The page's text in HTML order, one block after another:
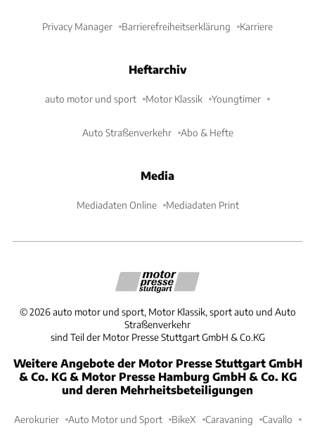
Privacy Manager Barrierefreiheitserklärung Karriere
Heftarchiv
auto motor und sport Motor Klassik Youngtimer
Auto Straßenverkehr Abo & Hefte
Media
Mediadaten Online Mediadaten Print
©2026 auto motor und sport, Motor Klassik, sport auto und Auto
Straßenverkehr
sind Teil der Motor Presse Stuttgart GmbH & Co.KG
Weitere Angebote der Motor Presse Stuttgart GmbH
& Co. KG & Motor Presse Hamburg GmbH & Co. KG
und deren Mehrheitsbeteiligungen
Aerokurier Auto Motor und Sport BikeX Caravaning Cavallo